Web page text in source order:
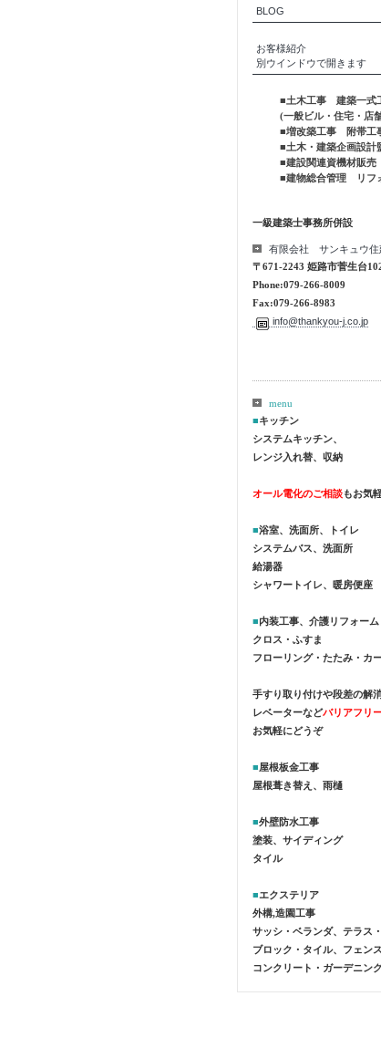
BLOG
お客様紹介
別ウインドウで開きます
■土木工事 建築一式
(一般ビル・住宅・店
■増改築工事 附帯工
■土木・建築企画設計
■建設関連資機材販売
■建物総合管理 リフ
一級建築士事務所併設
有限会社 サンキュウ住
〒671-2243 姫路市菅生台
Phone:079-266-8009
Fax:079-266-8983
info@thankyou-j.co.jp
menu
■キッチン
システムキッチン、
レンジ入れ替、収納
オール電化のご相談もお気
■浴室、洗面所、トイレ
システムバス、洗面所
給湯器
シャワートイレ、暖房便座
■内装工事、介護リフォーム
クロス・ふすま
フローリング・たたみ・カ
手すり取り付けや段差の解
レベーターなどバリアフリ
お気軽にどうぞ
■屋根板金工事
屋根葺き替え、雨樋
■外壁防水工事
塗装、サイディング
タイル
■エクステリア
外構,造園工事
サッシ・ベランダ、テラス
ブロック・タイル、フェンス
コンクリート・ガーデニン